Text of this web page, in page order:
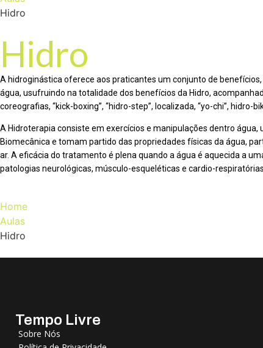
Hidro
Hidro
A hidroginástica oferece aos praticantes um conjunto de
água, usufruindo na totalidade dos benefícios da Hidro,
coreografias, “kick-boxing”, “hidro-step”, localizada, “yo-chi”, hidro-
A Hidroterapia consiste em exercícios e manipulações dentro
Biomecânica e tomam partido das propriedades físicas da água,
ar. A eficácia do tratamento é plena quando a água é aquecida a
patologias neurológicas, músculo-esqueléticas e cardio-
Home
Aulas
Hidro
Tempo Livre
Sobre Nós